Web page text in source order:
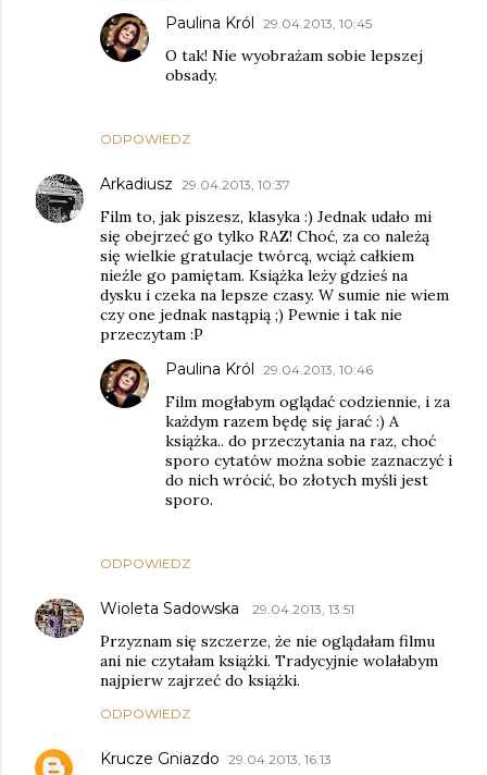
ODPOWIEDZ
Paulina Król 29.04.2013, 10:45
O tak! Nie wyobrażam sobie lepszej
obsady.
Arkadiusz 29.04.2013, 10:37
Film to, jak piszesz, klasyka :) Jednak udało mi
się obejrzeć go tylko RAZ! Choć, za co należą
się wielkie gratulacje twórcą, wciąż całkiem
nieźle go pamiętam. Książka leży gdzieś na
dysku i czeka na lepsze czasy. W sumie nie wiem
czy one jednak nastąpią ;) Pewnie i tak nie
przeczytam :P
ODPOWIEDZ
Paulina Król 29.04.2013, 10:46
Film mogłabym oglądać codziennie, i za
każdym razem będę się jarać :) A
książka.. do przeczytania na raz, choć
sporo cytatów można sobie zaznaczyć i
do nich wrócić, bo złotych myśli jest
sporo.
Wioleta Sadowska 29.04.2013, 13:51
Przyznam się szczerze, że nie oglądałam filmu
ani nie czytałam książki. Tradycyjnie wolałabym
najpierw zajrzeć do książki.
ODPOWIEDZ
Krucze Gniazdo 29.04.2013, 16:13